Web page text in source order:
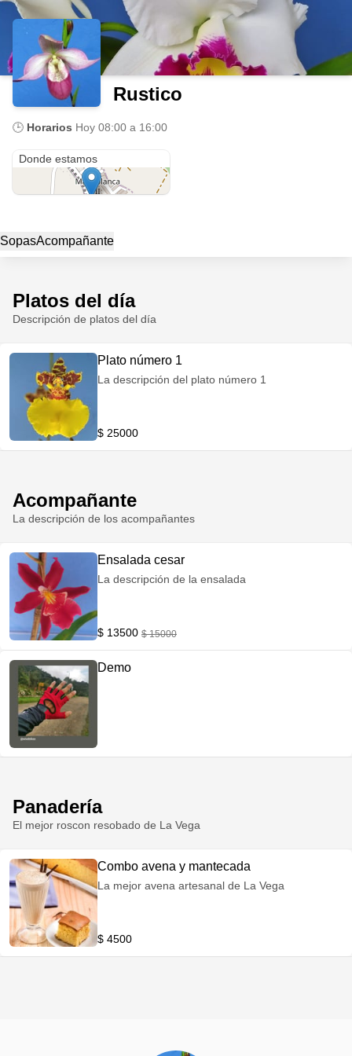
Rustico
🕒 Horarios Hoy 08:00 a 16:00
Donde estamos
SopasAcompañante
Platos del día
Descripción de platos del día
Plato número 1
La descripción del plato número 1
$ 25000
Acompañante
La descripción de los acompañantes
Ensalada cesar
La descripción de la ensalada
$ 13500 $ 15000
Demo
Panadería
El mejor roscon resobado de La Vega
Combo avena y mantecada
La mejor avena artesanal de La Vega
$ 4500